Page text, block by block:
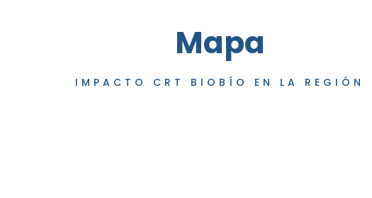
Mapa
IMPACTO CRT BIOBÍO EN LA REGIÓN